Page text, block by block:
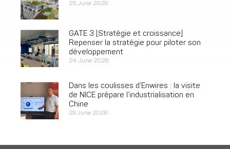
25 June 2026
GATE 3 [Stratégie et croissance]
Repenser la stratégie pour piloter son
développement
24 June 2026
Dans les coulisses d’Enwires : la visite
de NICE prépare l’industrialisation en
Chine
23 June 2026